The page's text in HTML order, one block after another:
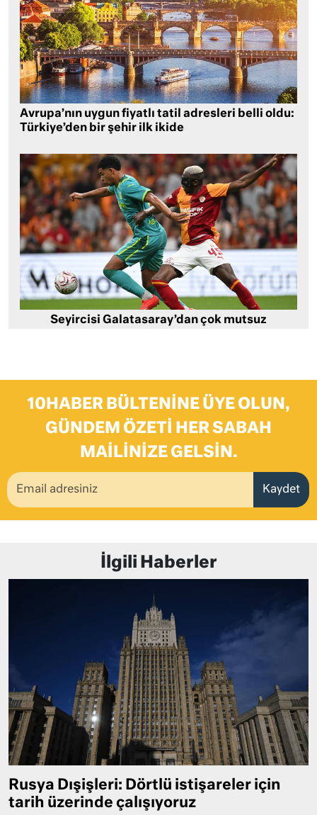
Avrupa’nın uygun fiyatlı tatil adresleri belli oldu:
Türkiye’den bir şehir ilk ikide
Seyircisi Galatasaray’dan çok mutsuz
10HABER BÜLTENINE ÜYE OLUN,
GÜNDEM ÖZETI HER SABAH
MAILINIZE GELSIN.
Kaydet
İlgili Haberler
Rusya Dışişleri: Dörtlü istişareler için
tarih üzerinde çalışıyoruz